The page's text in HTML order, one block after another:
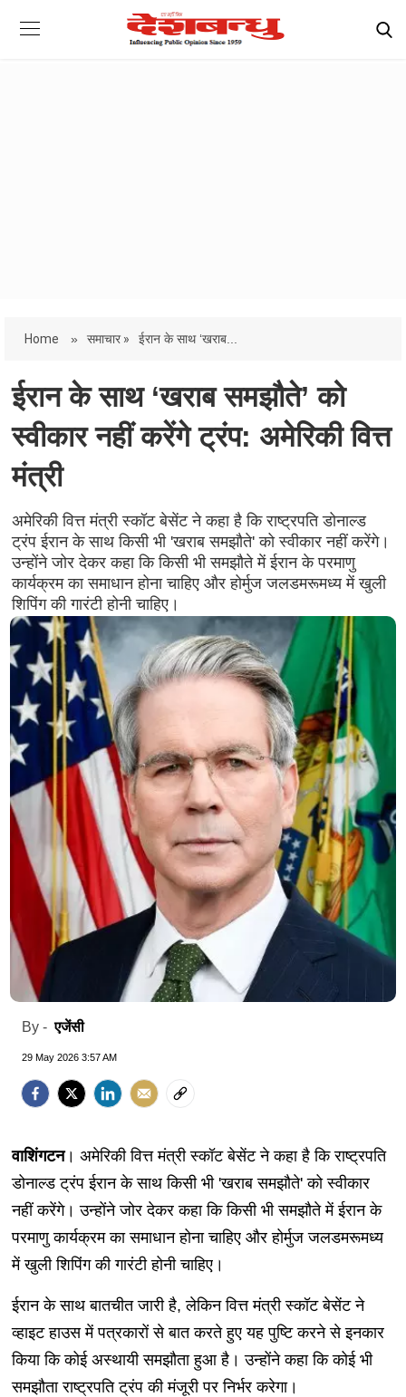
Home » समाचार » ईरान के साथ ‘खराब...
ईरान के साथ ‘खराब समझौते’ को
स्वीकार नहीं करेंगे ट्रंप: अमेरिकी वित्त
मंत्री
अमेरिकी वित्त मंत्री स्कॉट बेसेंट ने कहा है कि राष्ट्रपति डोनाल्ड
ट्रंप ईरान के साथ किसी भी 'खराब समझौते' को स्वीकार नहीं करेंगे।
उन्होंने जोर देकर कहा कि किसी भी समझौते में ईरान के परमाणु
कार्यक्रम का समाधान होना चाहिए और होर्मुज जलडमरूमध्य में खुली
शिपिंग की गारंटी होनी चाहिए।
By -एजेंसी
29 May 2026 3:57 AM
वाशिंगटन। अमेरिकी वित्त मंत्री स्कॉट बेसेंट ने कहा है कि राष्ट्रपति
डोनाल्ड ट्रंप ईरान के साथ किसी भी 'खराब समझौते' को स्वीकार
नहीं करेंगे। उन्होंने जोर देकर कहा कि किसी भी समझौते में ईरान के
परमाणु कार्यक्रम का समाधान होना चाहिए और होर्मुज जलडमरूमध्य
में खुली शिपिंग की गारंटी होनी चाहिए।
ईरान के साथ बातचीत जारी है, लेकिन वित्त मंत्री स्कॉट बेसेंट ने
व्हाइट हाउस में पत्रकारों से बात करते हुए यह पुष्टि करने से इनकार
किया कि कोई अस्थायी समझौता हुआ है। उन्होंने कहा कि कोई भी
समझौता राष्ट्रपति ट्रंप की मंजूरी पर निर्भर करेगा।